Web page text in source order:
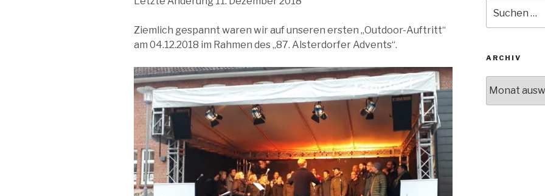
Ziemlich gespannt waren wir auf unseren ersten „Outdoor-Auftritt“
am 04.12.2018 im Rahmen des „87. Alsterdorfer Advents“.
nach:
ARCHIV